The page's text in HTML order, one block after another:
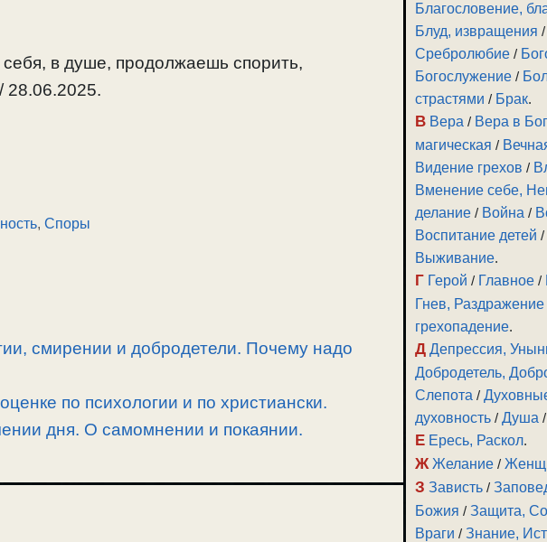
в душе, продолжаешь спорить,
28.06.2025.
, Споры
смирении и добродетели. Почему надо
по психологии и по христиански.
дня. О самомнении и покаянии.
Благословение,
Блуд, извращения /
Сребролюбие /
Богослужение /
страстями / Брак.
В Вера / Вера в
магическая /
Видение грехов /
Вменение себе,
делание / Война /
Воспитание детей /
Выживание.
Г Герой / Главное /
Гнев, Раздражение
грехопадение.
Д Депрессия,
Добродетель,
Слепота /
духовность /Душа
Е Ересь, Раскол.
Ж Желание /
З Зависть /
Божия /Защита,
Враги /Знание,